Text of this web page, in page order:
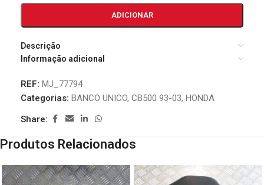
ADICIONAR
Descrição
Informação adicional
REF: MJ_77794
Categorias: BANCO UNICO, CB500 93-03, HONDA
Share:
Produtos Relacionados